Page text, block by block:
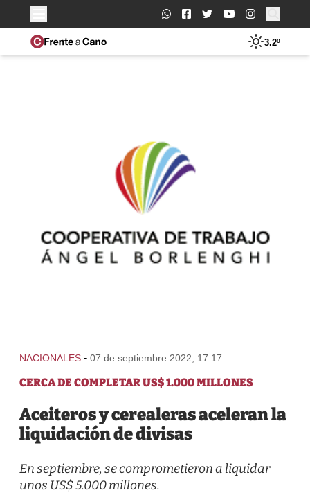
Buscar:
3.2º
NACIONALES - 07 de septiembre 2022, 17:17
CERCA DE COMPLETAR US$ 1.000 MILLONES
Aceiteros y cerealeras aceleran la
liquidación de divisas
En septiembre, se comprometieron a liquidar
unos US$ 5.000 millones.